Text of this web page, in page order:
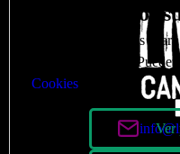
Valoramos
Utilizamos cookies
nuestro servicio.
Cookies
Ver